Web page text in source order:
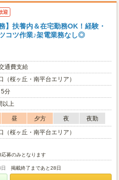
迎
】扶養内＆在宅勤務OK！経験・
コツ作業♪架電業務なし◎
通費支給
（桜ヶ丘・南平台エリア）
5分
以上
昼 夕方 夜
夜勤
（桜ヶ丘・南平台エリア）
募のみとなります
掲載終了まであと28日